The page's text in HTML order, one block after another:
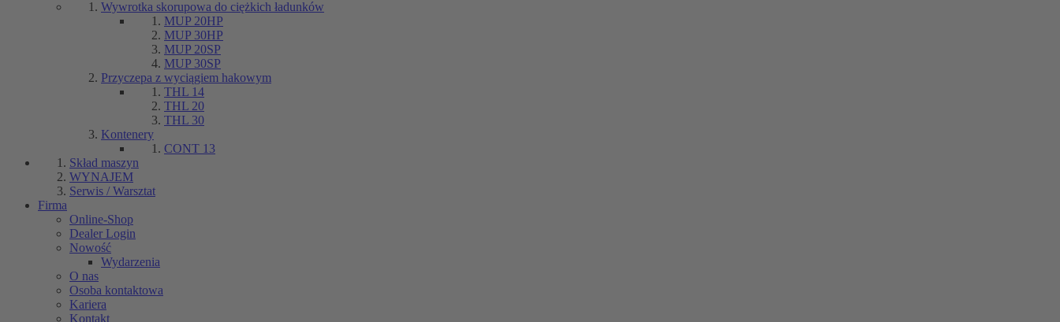
Wywrotka skorupowa do ciężkich ładunków
MUP 20HP
MUP 30HP
MUP 20SP
MUP 30SP
Przyczepa z wyciągiem hakowym
THL 14
THL 20
THL 30
Kontenery
CONT 13
Skład maszyn
WYNAJEM
Serwis / Warsztat
Firma
Online-Shop
Dealer Login
Nowość
Wydarzenia
O nas
Osoba kontaktowa
Kariera
Kontakt